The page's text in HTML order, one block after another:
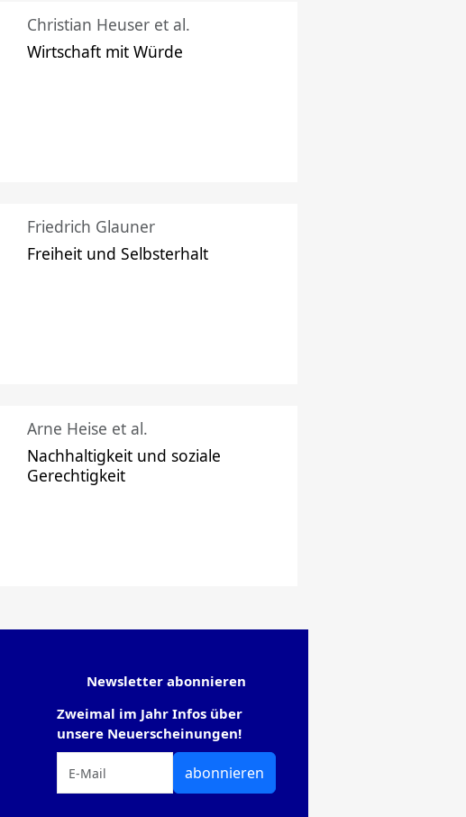
Christian Heuser et al.
Wirtschaft mit Würde
Friedrich Glauner
Freiheit und Selbsterhalt
Arne Heise et al.
Nachhaltigkeit und soziale
Gerechtigkeit
Newsletter abonnieren
Zweimal im Jahr Infos über
unsere Neuerscheinungen!
abonnieren